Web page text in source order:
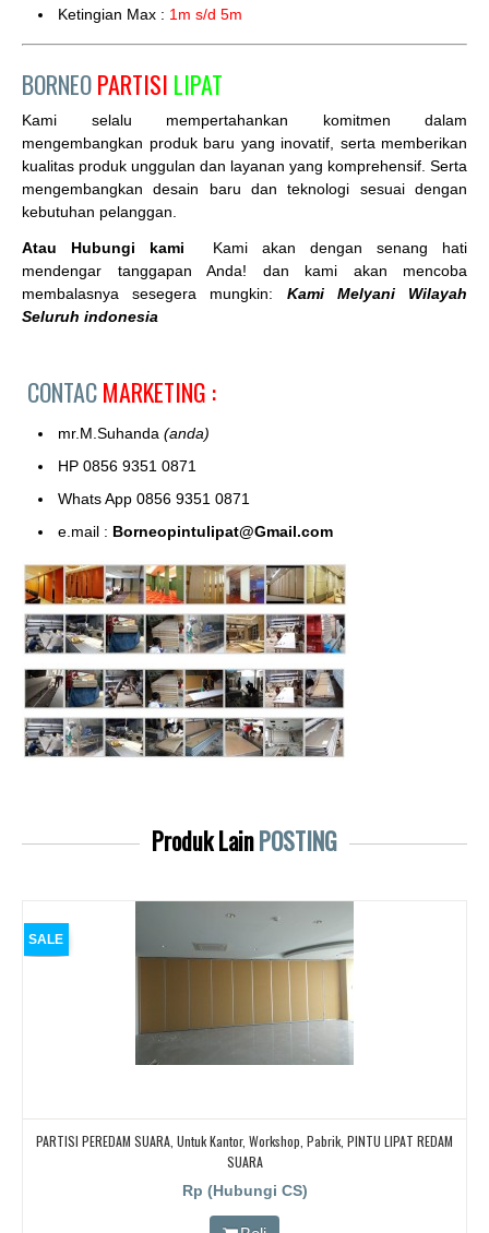
Ketingian Max : 1m s/d 5m
BORNEOPARTISI LIPAT
Kami selalu mempertahankan komitmen dalam
mengembangkan produk baru yang inovatif, serta memberikan
kualitas produk unggulan dan layanan yang komprehensif. Serta
mengembangkan desain baru dan teknologi sesuai dengan
kebutuhan pelanggan.
Atau Hubungi kami
Kami akan dengan senang hati
mendengar tanggapan Anda! dan kami akan mencoba
membalasnya sesegera mungkin: Kami Melyani Wilayah
Seluruh indonesia
CONTACMARKETING :
mr.M.Suhanda (anda)
HP 0856 9351 0871
Whats App 0856 9351 0871
e.mail : Borneopintulipat@Gmail.com
Produk LainPOSTING
SALE
PARTISI PEREDAM SUARA, Untuk Kantor, Workshop, Pabrik, PINTU LIPAT REDAM
SUARA
Rp (Hubungi CS)